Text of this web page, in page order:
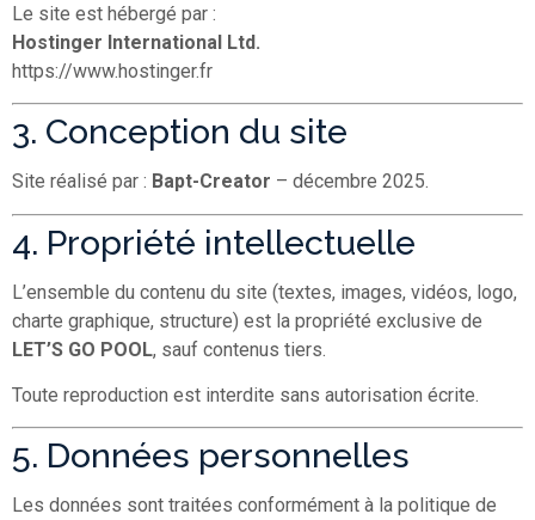
Le site est hébergé par :
Hostinger International Ltd.
https://www.hostinger.fr
3. Conception du site
Site réalisé par : Bapt-Creator – décembre 2025.
4. Propriété intellectuelle
L’ensemble du contenu du site (textes, images, vidéos, logo,
charte graphique, structure) est la propriété exclusive de
LET’S GO POOL, sauf contenus tiers.
Toute reproduction est interdite sans autorisation écrite.
5. Données personnelles
Les données sont traitées conformément à la politique de